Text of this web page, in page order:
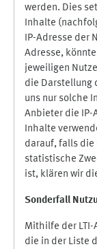
werden. Dies
Inhalte
IP-Adresse der
Adresse,
jeweiligen
die Darstellung
uns nur solche
Anbieter die IP-
Inhalte
darauf, falls die
statistische
ist, klären wir
Sonderfall
Mithilfe der
die in der Liste